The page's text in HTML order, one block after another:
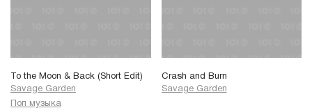
To the Moon & Back (Short Edit)
Savage Garden
Поп музыка
Crash and Burn
Savage Garden